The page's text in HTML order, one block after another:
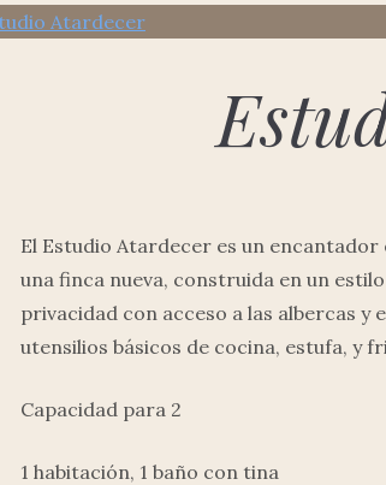
El Estudio Atardecer es un encantador
una finca nueva, construida en un
privacidad con acceso a las albercas y
utensilios básicos de cocina, estufa, y
Capacidad para 2
1 habitación, 1 baño con tina